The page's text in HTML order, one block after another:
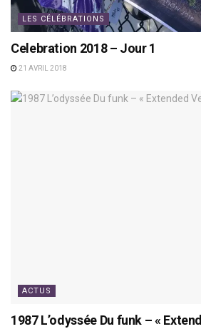
LES CÉLÉBRATIONS
Celebration 2018 – Jour 1
21 AVRIL 2018
ACTUS
1987 L’odyssée Du funk – «